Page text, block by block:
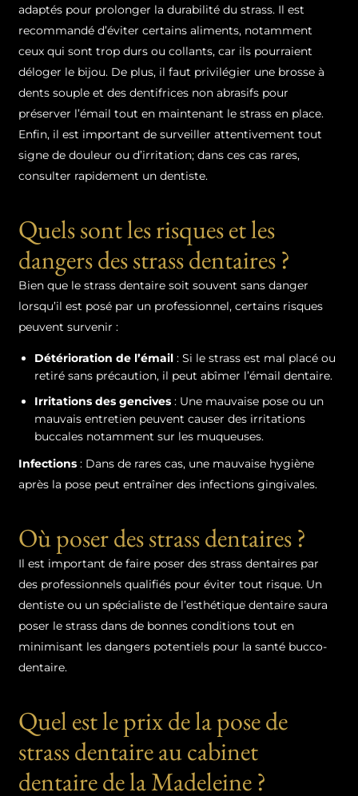
adaptés pour prolonger la durabilité du strass. Il est
recommandé d’éviter certains aliments, notamment
ceux qui sont trop durs ou collants, car ils pourraient
déloger le bijou. De plus, il faut privilégier une brosse à
dents souple et des dentifrices non abrasifs pour
préserver l’émail tout en maintenant le strass en place.
Enfin, il est important de surveiller attentivement tout
signe de douleur ou d’irritation; dans ces cas rares,
consulter rapidement un dentiste.
Quels sont les risques et les
dangers des strass dentaires ?
Bien que le strass dentaire soit souvent sans danger
lorsqu’il est posé par un professionnel, certains risques
peuvent survenir :
Détérioration de l’émail: Si le strass est mal placé ou
retiré sans précaution, il peut abîmer l’émail dentaire.
Irritations des gencives : Une mauvaise pose ou un
mauvais entretien peuvent causer des irritations
buccales notamment sur les muqueuses.
Infections : Dans de rares cas, une mauvaise hygiène
après la pose peut entraîner des infections gingivales.
Où poser des strass dentaires ?
Il est important de faire poser des strass dentaires par
des professionnels qualifiés pour éviter tout risque. Un
dentiste ou un spécialiste de l’esthétique dentaire saura
poser le strass dans de bonnes conditions tout en
minimisant les dangers potentiels pour la santé bucco-
dentaire.
Quel est le prix de la pose de
strass dentaire au cabinet
dentaire de la Madeleine ?